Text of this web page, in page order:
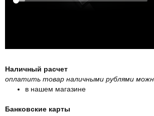
Наличный расчет
оплатить товар наличными рублями
в нашем магазине
Банковские карты